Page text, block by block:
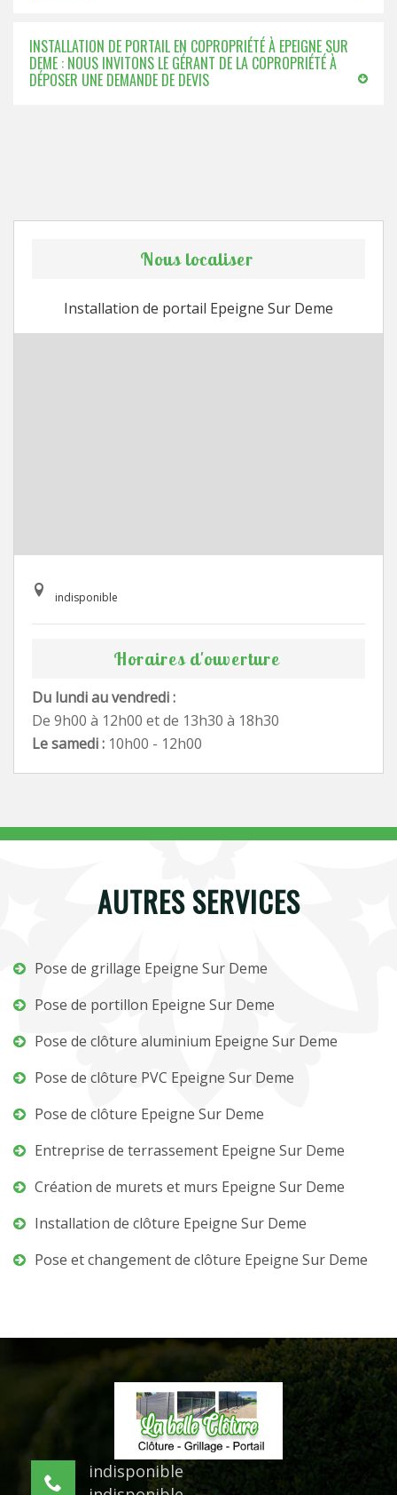
INSTALLATION DE PORTAIL EN COPROPRIÉTÉ À EPEIGNE SUR
DEME : NOUS INVITONS LE GÉRANT DE LA COPROPRIÉTÉ À
DÉPOSER UNE DEMANDE DE DEVIS
Nous localiser
Installation de portail Epeigne Sur Deme
indisponible
Horaires d'ouverture
Du lundi au vendredi :
De 9h00 à 12h00 et de 13h30 à 18h30
Le samedi : 10h00 - 12h00
AUTRES SERVICES
Pose de grillage Epeigne Sur Deme
Pose de portillon Epeigne Sur Deme
Pose de clôture aluminium Epeigne Sur Deme
Pose de clôture PVC Epeigne Sur Deme
Pose de clôture Epeigne Sur Deme
Entreprise de terrassement Epeigne Sur Deme
Création de murets et murs Epeigne Sur Deme
Installation de clôture Epeigne Sur Deme
Pose et changement de clôture Epeigne Sur Deme
indisponible